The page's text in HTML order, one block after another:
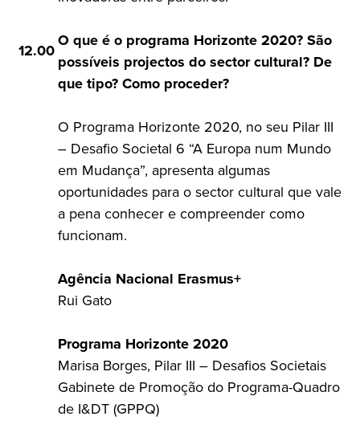
12.00O que é o programa Horizonte 2020? São
possíveis projectos do sector cultural? De
que tipo? Como proceder?
O Programa Horizonte 2020, no seu Pilar III
– Desafio Societal 6 “A Europa num Mundo
em Mudança”, apresenta algumas
oportunidades para o sector cultural que vale
a pena conhecer e compreender como
funcionam.
Agência Nacional Erasmus+
Rui Gato
Programa Horizonte 2020
Marisa Borges, Pilar III – Desafios Societais
Gabinete de Promoção do Programa-Quadro
de I&DT (GPPQ)